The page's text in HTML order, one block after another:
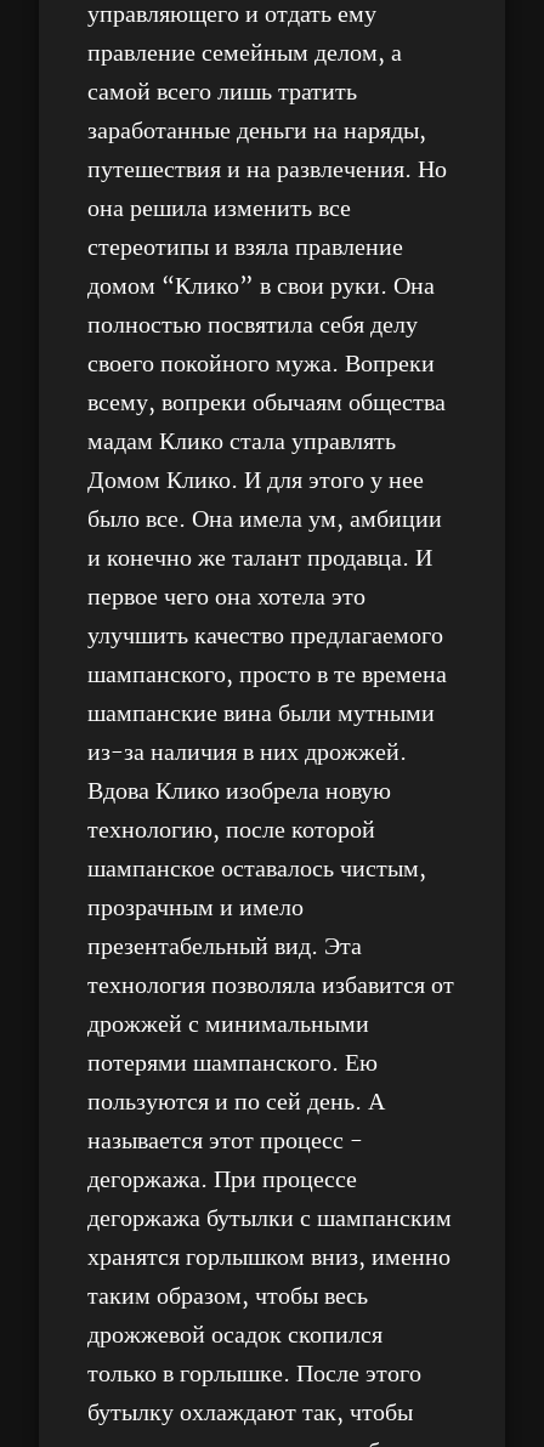
управляющего и отдать ему
правление семейным делом, а
самой всего лишь тратить
заработанные деньги на наряды,
путешествия и на развлечения. Но
она решила изменить все
стереотипы и взяла правление
домом “Клико” в свои руки. Она
полностью посвятила себя делу
своего покойного мужа. Вопреки
всему, вопреки обычаям общества
мадам Клико стала управлять
Домом Клико. И для этого у нее
было все. Она имела ум, амбиции
и конечно же талант продавца. И
первое чего она хотела это
улучшить качество предлагаемого
шампанского, просто в те времена
шампанские вина были мутными
из-за наличия в них дрожжей.
Вдова Клико изобрела новую
технологию, после которой
шампанское оставалось чистым,
прозрачным и имело
презентабельный вид. Эта
технология позволяла избавится от
дрожжей с минимальными
потерями шампанского. Ею
пользуются и по сей день. А
называется этот процесс -
дегоржажа. При процессе
дегоржажа бутылки с шампанским
хранятся горлышком вниз, именно
таким образом, чтобы весь
дрожжевой осадок скопился
только в горлышке. После этого
бутылку охлаждают так, чтобы